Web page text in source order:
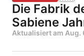
Die Fabrik
Sabiene
Aktualisiert am Aug.